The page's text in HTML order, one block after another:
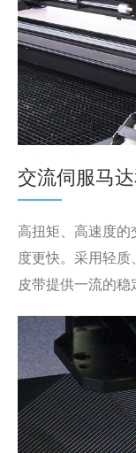
交流伺服马
高扭矩、高速度
度更快。采用轻
皮带提供一流的稳